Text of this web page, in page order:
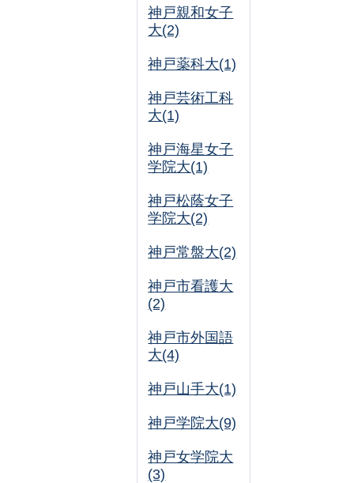
神戸親和女子
大(2)
神戸薬科大(1)
神戸芸術工科
大(1)
神戸海星女子
学院大(1)
神戸松蔭女子
学院大(2)
神戸常盤大(2)
神戸市看護大
(2)
神戸市外国語
大(4)
神戸山手大(1)
神戸学院大(9)
神戸女学院大
(3)